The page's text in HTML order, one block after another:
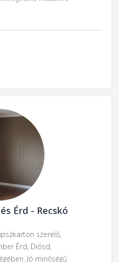
Érd - Recskó
szerelő,
Érd, Diósd,
Jó minőségű